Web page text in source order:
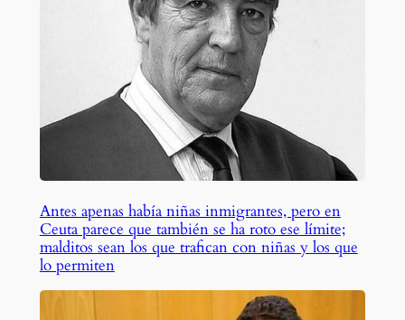
Antes apenas había niñas inmigrantes, pero en
Ceuta parece que también se ha roto ese límite;
malditos sean los que trafican con niñas y los que
lo permiten